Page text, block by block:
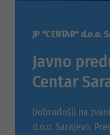
JP "CENTAR" d.o.o.
Javno
Centar
Dobrodošli na
d.o.o. Sarajevo.